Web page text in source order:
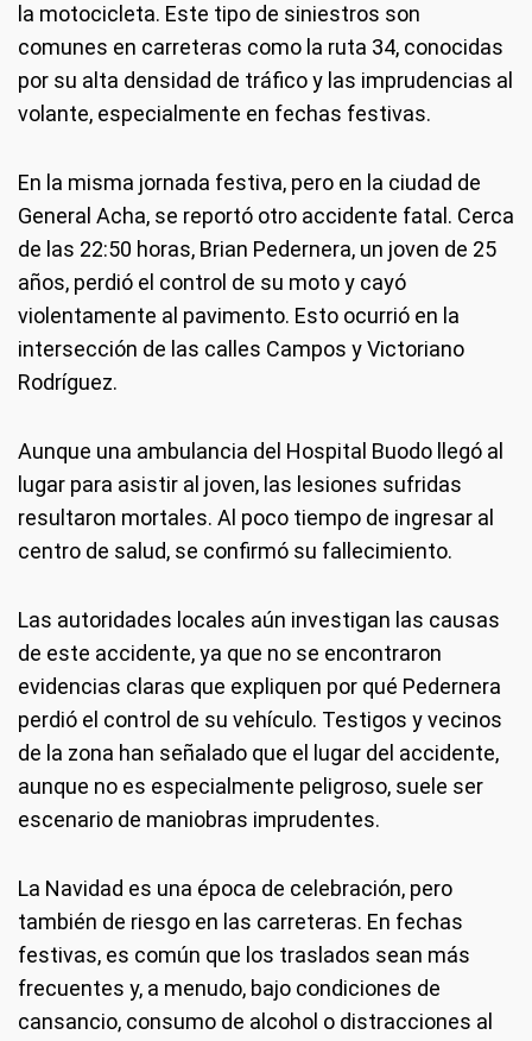
la motocicleta. Este tipo de siniestros son
comunes en carreteras como la ruta 34, conocidas
por su alta densidad de tráfico y las imprudencias al
volante, especialmente en fechas festivas.
En la misma jornada festiva, pero en la ciudad de
General Acha, se reportó otro accidente fatal. Cerca
de las 22:50 horas, Brian Pedernera, un joven de 25
años, perdió el control de su moto y cayó
violentamente al pavimento. Esto ocurrió en la
intersección de las calles Campos y Victoriano
Rodríguez.
Aunque una ambulancia del Hospital Buodo llegó al
lugar para asistir al joven, las lesiones sufridas
resultaron mortales. Al poco tiempo de ingresar al
centro de salud, se confirmó su fallecimiento.
Las autoridades locales aún investigan las causas
de este accidente, ya que no se encontraron
evidencias claras que expliquen por qué Pedernera
perdió el control de su vehículo. Testigos y vecinos
de la zona han señalado que el lugar del accidente,
aunque no es especialmente peligroso, suele ser
escenario de maniobras imprudentes.
La Navidad es una época de celebración, pero
también de riesgo en las carreteras. En fechas
festivas, es común que los traslados sean más
frecuentes y, a menudo, bajo condiciones de
cansancio, consumo de alcohol o distracciones al